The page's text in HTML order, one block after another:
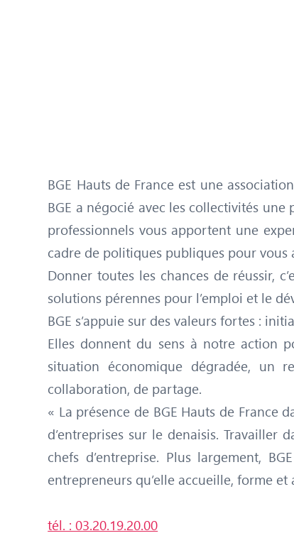
BGE Hauts de France est une
BGE a négocié avec les collectivités
professionnels vous apportent une
cadre de politiques publiques pour vous
Donner toutes les chances de réussir,
solutions pérennes pour l’emploi et le
BGE s’appuie sur des valeurs fortes :
Elles donnent du sens à notre action
situation économique dégradée, un
collaboration, de partage.
« La présence de BGE Hauts de
d’entreprises sur le denaisis.
chefs d’entreprise. Plus largement,
entrepreneurs qu’elle accueille, forme
tél. : 03.20.19.20.00